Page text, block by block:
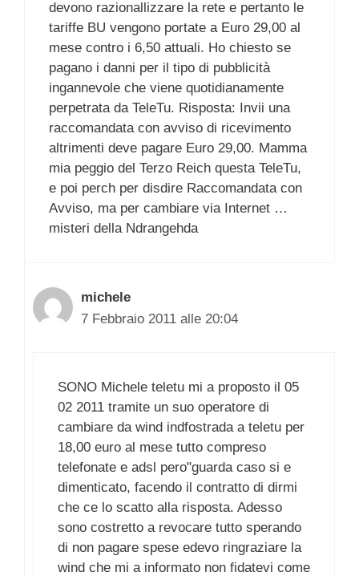
devono razionallizzare la rete e pertanto le
tariffe BU vengono portate a Euro 29,00 al
mese contro i 6,50 attuali. Ho chiesto se
pagano i danni per il tipo di pubblicità
ingannevole che viene quotidianamente
perpetrata da TeleTu. Risposta: Invii una
raccomandata con avviso di ricevimento
altrimenti deve pagare Euro 29,00. Mamma
mia peggio del Terzo Reich questa TeleTu,
e poi perch per disdire Raccomandata con
Avviso, ma per cambiare via Internet …
misteri della Ndrangehda
michele
7 Febbraio 2011 alle 20:04
SONO Michele teletu mi a proposto il 05
02 2011 tramite un suo operatore di
cambiare da wind indfostrada a teletu per
18,00 euro al mese tutto compreso
telefonate e adsl pero"guarda caso si e
dimenticato, facendo il contratto di dirmi
che ce lo scatto alla risposta. Adesso
sono costretto a revocare tutto sperando
di non pagare spese edevo ringraziare la
wind che mi a informato non fidatevi come